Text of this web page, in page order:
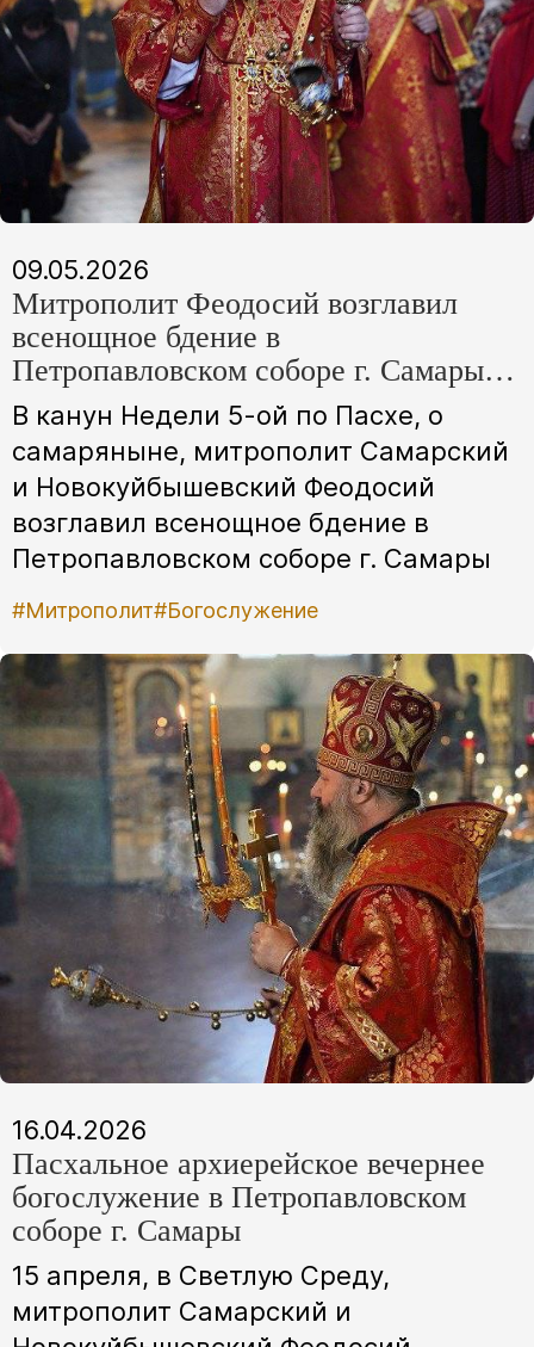
09.05.2026
Митрополит Феодосий возглавил
всенощное бдение в
Петропавловском соборе г. Самары в
канун Недели 5-ой по Пасхе, о
самаряныне
В канун Недели 5-ой по Пасхе, о
самаряныне, митрополит Самарский
и Новокуйбышевский Феодосий
возглавил всенощное бдение в
Петропавловском соборе г. Самары
#Митрополит#Богослужение
16.04.2026
Пасхальное архиерейское вечернее
богослужение в Петропавловском
соборе г. Самары
15 апреля, в Светлую Среду,
митрополит Самарский и